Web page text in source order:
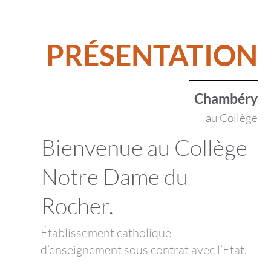
PRÉSENTATION
Chambéry
au Collège
Bienvenue au Collège
Notre Dame du
Rocher.
Établissement catholique
d’enseignement sous contrat avec l’Etat.